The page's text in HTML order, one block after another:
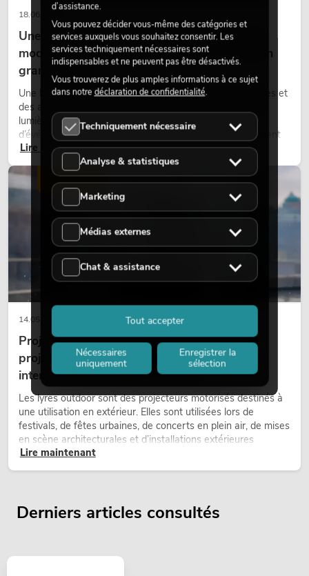
18.06.2026
Une touche rétro dans un design d'éclairage
moderne : pourquoi la lumière chaude fait son
grand retour
Une lumière très chaude, des surfaces lumineuses visibles et
des accents colorés caractérisent de nombreux designs
lumière actuels sur les scènes, dans les clubs et lors
d’événements. La lumière rétro n’est pas un effet purement
nostalgique, mais un outil de conception utilisé de manière
ciblée : elle crée une atmosphère, donne du caractère aux
scènes et peut rendre les configurations LED techniques plus
émotionnelles.
Lire maintenant
14.05.2026
Projecteurs à tête mobile d'extérieur : des
projecteurs à tête mobile résistants aux
intempéries pour les événements
Les lyres outdoor sont des projecteurs motorisés destinés à
une utilisation en extérieur. Elles sont utilisées lors de
festivals, de fêtes urbaines, de concerts en plein air, de mises
en scène architecturales et d’installations extérieures
temporaires.
Lire maintenant
ÉCLAIRAGE
Derniers articles consultés
d’assistance.
Vous pouvez décider vous-même des catégories et
services auxquels vous souhaitez consentir. Les
services techniquement nécessaires sont
indispensables et ne peuvent pas être désactivés.
Vous trouverez de plus amples informations à ce sujet
dans notre déclaration de confidentialité.
Techniquement nécessaire
Analyse & statistiques
Marketing
Médias externes
Chat & assistance
Nécessaires
uniquement
Enregistrer la
sélection
Tout accepter